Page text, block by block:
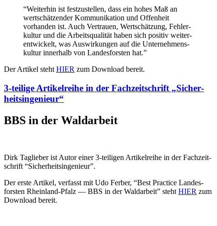
“Weiterhin ist festzu­stellen, dass ein hohes Maß an
wertschät­zender Kommu­ni­kation und Offenheit
vorhanden ist. Auch Vertrauen, Wertschätzung, Fehler­
kultur und die Arbeits­qua­lität haben sich positiv weiter­
ent­wi­ckelt, was Auswir­kungen auf die Unter­neh­mens­
kultur innerhalb von Landes­forsten hat.”
Der Artikel steht HIER zum Download bereit.
3‑teilige Artikel­reihe in der Fachzeit­schrift „Sicher­
heits­in­ge­nieur“
BBS in der Waldarbeit
Dirk Taglieber ist Autor einer 3‑teiligen Artikel­reihe in der Fachzeit­
schrift “Sicher­heits­in­ge­nieur”.
Der erste Artikel, verfasst mit Udo Ferber, “Best Practice Landes­
forsten Rheinland-Pfalz — BBS in der Waldarbeit” steht HIER zum
Download bereit.